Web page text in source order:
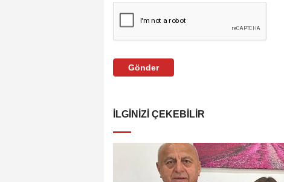
Gönder
İLGINIZI ÇEKEBILIR